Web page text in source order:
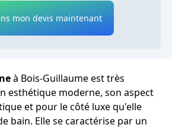
mon devis maintenant
à Bois-Guillaume est très
esthétique moderne, son aspect
et pour le côté luxe qu'elle
bain. Elle se caractérise par un